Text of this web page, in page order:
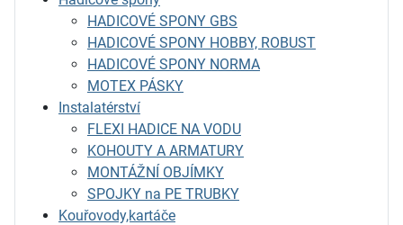
HADICOVÉ SPONY GBS
HADICOVÉ SPONY HOBBY, ROBUST
HADICOVÉ SPONY NORMA
MOTEX PÁSKY
Instalatérství
FLEXI HADICE NA VODU
KOHOUTY A ARMATURY
MONTÁŽNÍ OBJÍMKY
SPOJKY na PE TRUBKY
Kouřovody,kartáče